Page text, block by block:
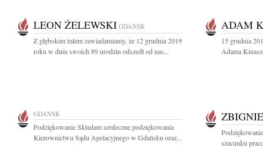
LEON ŻELEWSKI GDAŃSK
Z głębokim żalem zawiadamiamy, że 12 grudnia 2019
roku w dniu swoich 89 urodzin odszedł od nas...
ADAM
15 grudnia
Adama
GDAŃSK
Podziękowanie Składam serdeczne podziękowania
Kierownictwu Sądu Apelacyjnego w Gdańsku oraz...
szacunku